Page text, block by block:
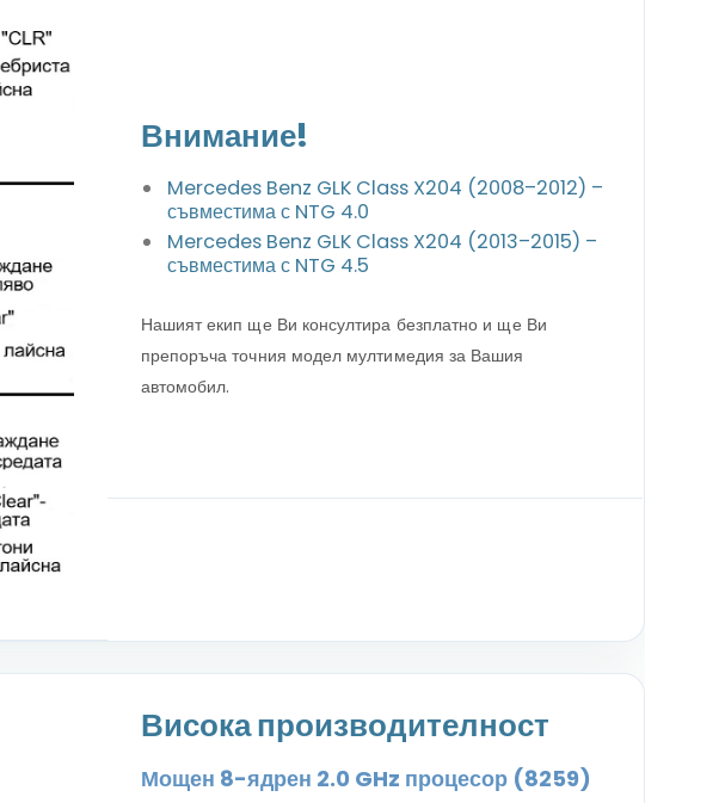
Внимание!
Mercedes Benz GLK Class X204 (2008–2012) –
съвместима с NTG 4.0
Mercedes Benz GLK Class X204 (2013–2015) –
съвместима с NTG 4.5
Нашият екип ще Ви консултира безплатно и ще Ви
препоръча точния модел мултимедия за Вашия
автомобил.
Висока производителност
Мощен 8-ядрен 2.0 GHz процесор (8259)